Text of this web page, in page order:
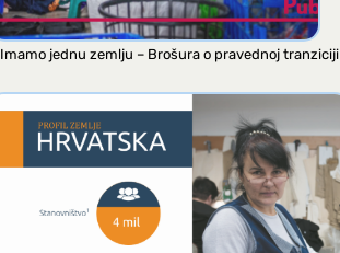
Imamo jednu zemlju – Brošura o pravednoj tranziciji